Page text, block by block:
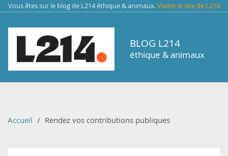
Aller au contenu principal
Vous êtes sur le blog de L214 éthique & animaux.Visiter le site de L214
BLOG L214
éthique & animaux
Accueil Rendez vos contributions publiques